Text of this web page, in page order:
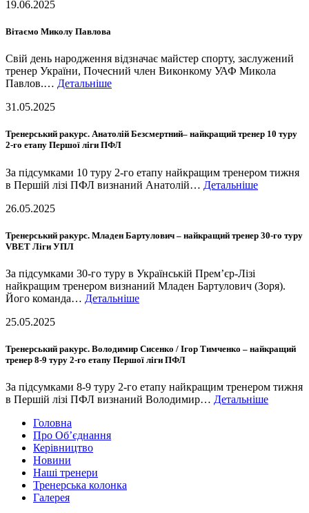
19.06.2025
Вітаємо Миколу Павлова
Свій день народження відзначає майстер спорту, заслужений
тренер України, Почесний член Виконкому УАФ Микола
Павлов.… Детальніше
31.05.2025
Тренерський ракурс. Анатолій Безсмертний– найкращий тренер 10 туру
2-го етапу Першої ліги ПФЛ
За підсумками 10 туру 2-го етапу найкращим тренером тижня
в Першій лізі ПФЛ визнаний Анатолій… Детальніше
26.05.2025
Тренерський ракурс. Младен Бартулович – найкращий тренер 30-го туру
VBET Ліги УПЛ
За підсумками 30-го туру в Українській Прем’єр-Лізі
найкращим тренером визнаний Младен Бартулович (Зоря).
Його команда… Детальніше
25.05.2025
Тренерський ракурс. Володимир Сисенко / Ігор Тимченко – найкращий
тренер 8-9 туру 2-го етапу Першої ліги ПФЛ
За підсумками 8-9 туру 2-го етапу найкращим тренером тижня
в Першій лізі ПФЛ визнаний Володимир… Детальніше
Головна
Про Об’єднання
Керівництво
Новини
Наші тренери
Тренерська колонка
Галерея